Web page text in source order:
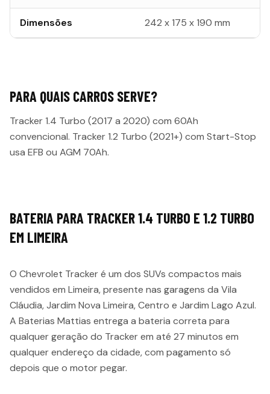
Dimensões 242 x 175 x 190 mm
PARA QUAIS CARROS SERVE?
Tracker 1.4 Turbo (2017 a 2020) com 60Ah
convencional. Tracker 1.2 Turbo (2021+) com Start-Stop
usa EFB ou AGM 70Ah.
BATERIA PARA TRACKER 1.4 TURBO E 1.2 TURBO
EM LIMEIRA
O Chevrolet Tracker é um dos SUVs compactos mais
vendidos em Limeira, presente nas garagens da Vila
Cláudia, Jardim Nova Limeira, Centro e Jardim Lago Azul.
A Baterias Mattias entrega a bateria correta para
qualquer geração do Tracker em até 27 minutos em
qualquer endereço da cidade, com pagamento só
depois que o motor pegar.